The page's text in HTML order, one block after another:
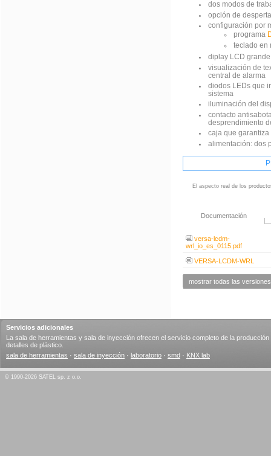
dos modos de
opción de
configuración por
programa
teclado en
diplay LCD
visualización de
central de alarma
diodos LEDs que
sistema
iluminación del
contacto
desprendimiento
caja que
alimentación: dos
El aspecto real de los
Documentación
versa-lcdm-
wrl_io_es_0115.pdf
VERSA-LCDM-WRL
mostrar todas las
Servicios adicionales
La sala de herramientas y sala de inyección ofrecen el servicio completo de la producción
detalles de plástico.
sala de herramientas · sala de inyección · laboratorio · smd · KNX lab
© 1990-2026 SATEL sp. z o.o.